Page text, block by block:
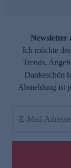
Newsletter
Ich möchte
Trends,
Dankeschön
Abmeldung ist
E-Mail-